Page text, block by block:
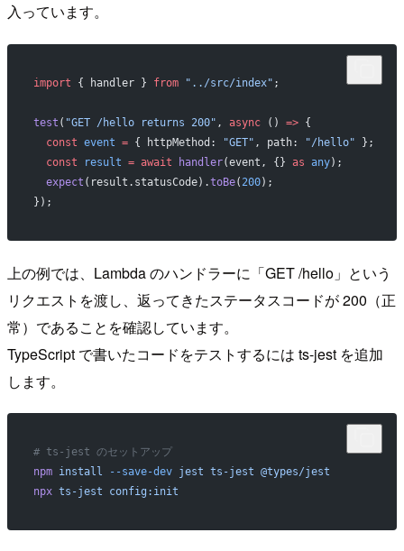
入っています。
import { handler } from "../src/index" ;
test ( "GET /hello returns 200" , async () => {
  const
event = { httpMethod: "GET" , path: "/hello" };
  const
result = await handler(event, {} as any);
  expect
(result.statusCode).toBe( 200);
});
上の例では、Lambda のハンドラーに「GET /hello」という
リクエストを渡し、返ってきたステータスコードが 200（正
常）であることを確認しています。
TypeScript で書いたコードをテストするには ts-jest を追加
します。
# ts-jest のセットアップ
npm install --save-dev jest ts-jest @types/jest
npx ts-jest config:init